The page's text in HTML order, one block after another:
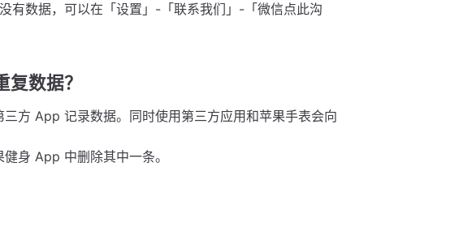
有数据，可以在「设置」-「联系我们」-「微信点此沟
数据？
方 App 记录数据。同时使用第三方应用和苹果手表会向
身 App 中删除其中一条。